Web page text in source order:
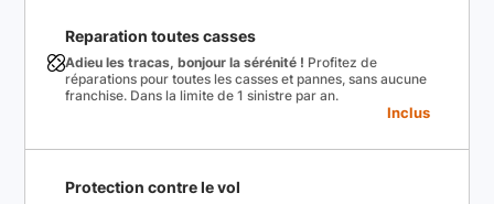
Reparation toutes casses
Adieu les tracas, bonjour la sérénité ! Profitez de
réparations pour toutes les casses et pannes, sans aucune
franchise. Dans la limite de 1 sinistre par an.
Inclus
Protection contre le vol